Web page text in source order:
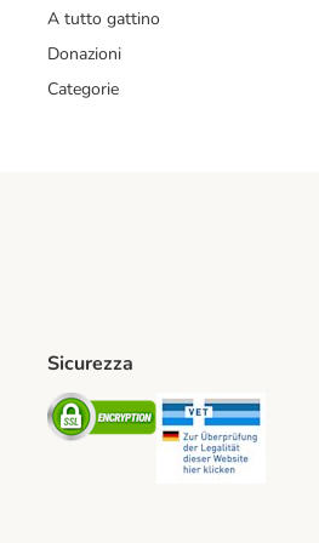
A tutto gattino
Donazioni
Categorie
Sicurezza
Security